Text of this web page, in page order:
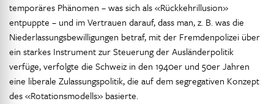
temporäres Phänomen – was sich als «Rückkehrillusion»
entpuppte – und im Vertrauen darauf, dass man, z. B. was die
Niederlassungsbewilligungen betraf, mit der Fremdenpolizei über
ein starkes Instrument zur Steuerung der Ausländerpolitik
verfüge, verfolgte die Schweiz in den 1940er und 50er Jahren
eine liberale Zulassungspolitik, die auf dem segregativen Konzept
des «Rotationsmodells» basierte.